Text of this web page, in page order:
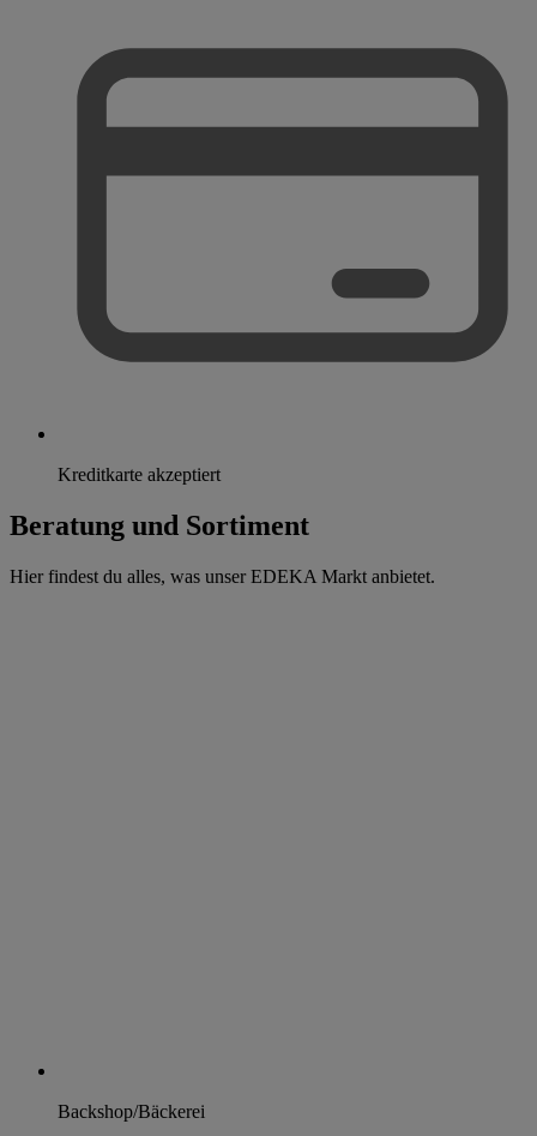
Kreditkarte akzeptiert
Beratung und Sortiment
Hier findest du alles, was unser EDEKA Markt anbietet.
Backshop/Bäckerei